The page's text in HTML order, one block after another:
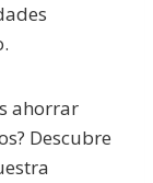
ahorrar
Descubre